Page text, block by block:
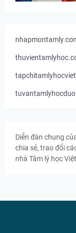
Diễn đàn chung
chia sẻ, trao đổi
nhà Tâm lý học